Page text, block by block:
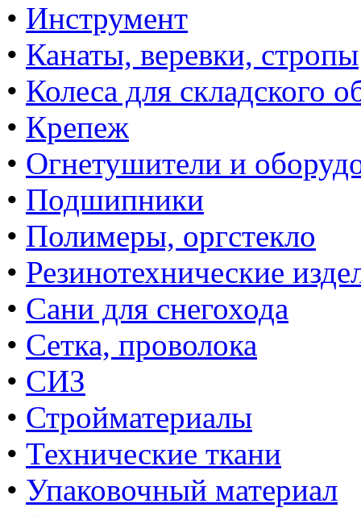
• Инструмент
• Канаты, веревки, стропы
• Колеса для складского
• Крепеж
• Огнетушители и
• Подшипники
• Полимеры, оргстекло
• Резинотехнические
• Сани для снегохода
• Сетка, проволока
• СИЗ
• Стройматериалы
• Технические ткани
• Упаковочный материал